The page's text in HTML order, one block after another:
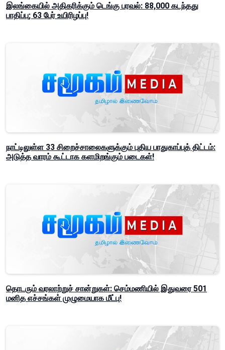
இலங்கையில் அதிகரிக்கும் டெங்கு பரவல்: 88,000 கடந்தது
பாதிப்பு; 63 பேர் உயிரிழப்பு!
நாட்டிலுள்ள 33 சிறைச்சாலைகளுக்கும் புதிய பாதுகாப்புத் திட்டம்:
அடுத்த வாரம் கூட்டாக களமிறங்கும் படைகள்!
தொடரும் வரலாற்றுச் சான்றுகள்: செம்மணியில் இதுவரை 501
மனித எச்சங்கள் முழுமையாக மீட்பு!